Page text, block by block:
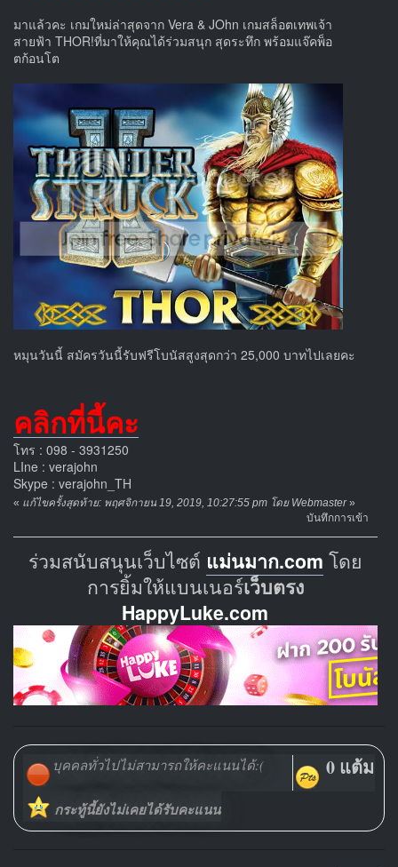
มาแล้วคะ เกมใหม่ล่าสุดจาก Vera & JOhn เกมสล็อตเทพเจ้า
สายฟ้า THOR!ที่มาให้คุณได้ร่วมสนุก สุดระทึก พร้อมแจ๊คพ็อ
ตก้อนโต
หมุนวันนี้ สมัครวันนี้รับฟรีโบนัสสูงสุดกว่า 25,000 บาทไปเลยคะ
คลิกที่นี้คะ
โทร : 098 - 3931250
LIne : verajohn
Skype : verajohn_TH
« แก้ไขครั้งสุดท้าย: พฤศจิกายน 19, 2019, 10:27:55 pm โดย Webmaster»
บันทึกการเข้า
ร่วมสนับสนุนเว็บไซต์ แม่นมาก.com โดย
การยิ้มให้แบนเนอร์เว็บตรง
HappyLuke.com
บุคคลทั่วไปไม่สามารถให้คะแนนได้:( 0 แต้ม
กระทู้นี้ยังไม่เคยได้รับคะแนน